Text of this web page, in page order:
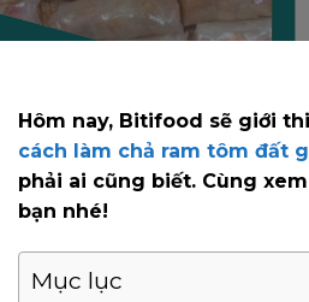
Hôm nay, Bitifood sẽ giới
cách làm chả ram tôm đất
phải ai cũng biết. Cùng
bạn nhé!
Mục lục